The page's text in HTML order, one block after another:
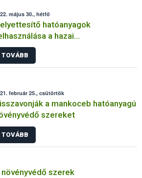
május 30., hétfő
hatóanyagok
a hazai
TOVÁBB
február 25., csütörtök
a mankoceb hatóanyagú
szereket
TOVÁBB
növényvédő szerek